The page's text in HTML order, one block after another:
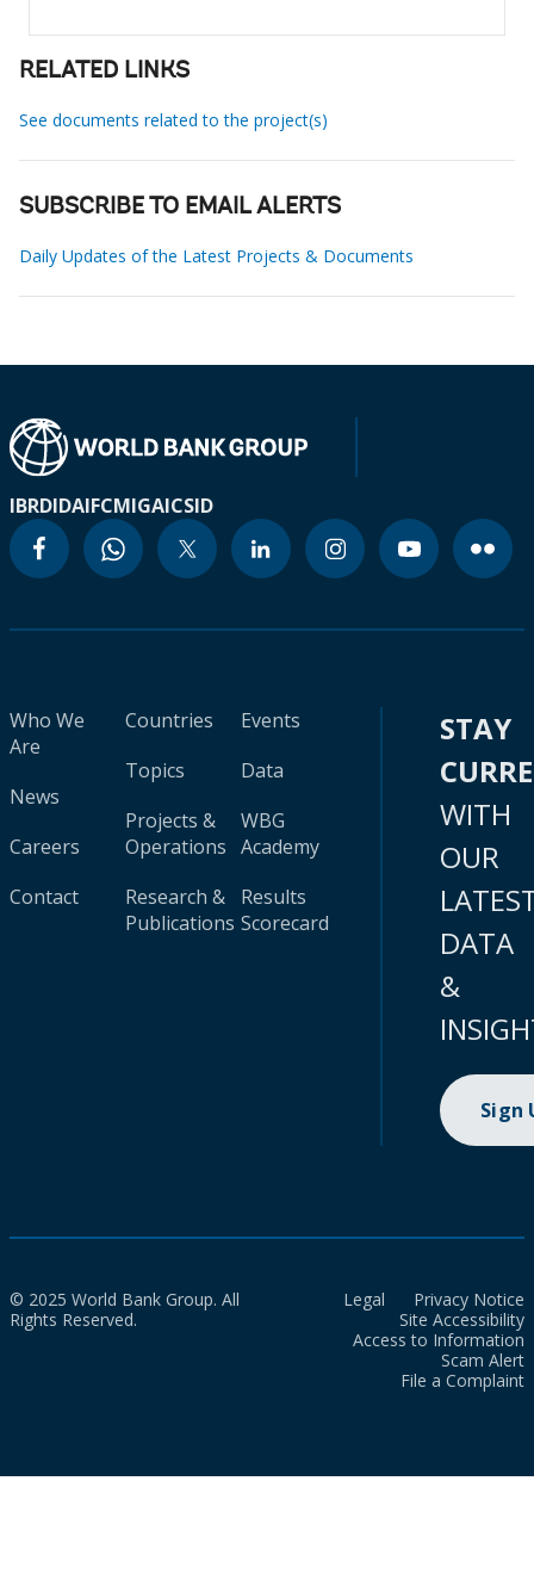
RELATED LINKS
See documents related to the project(s)
SUBSCRIBE TO EMAIL ALERTS
Daily Updates of the Latest Projects & Documents
IBRDIDAIFCMIGAICSID
Who We
Are
News
Careers
Contact
Countries
Topics
Projects &
Operations
Research &
Publications
Events
Data
WBG
Academy
Results
Scorecard
STAY
WITH
OUR
DATA
&
Sign
© 2025 World Bank Group. All
Rights Reserved.
Legal
Privacy Notice
Site Accessibility
Access to Information
Scam Alert
File a Complaint